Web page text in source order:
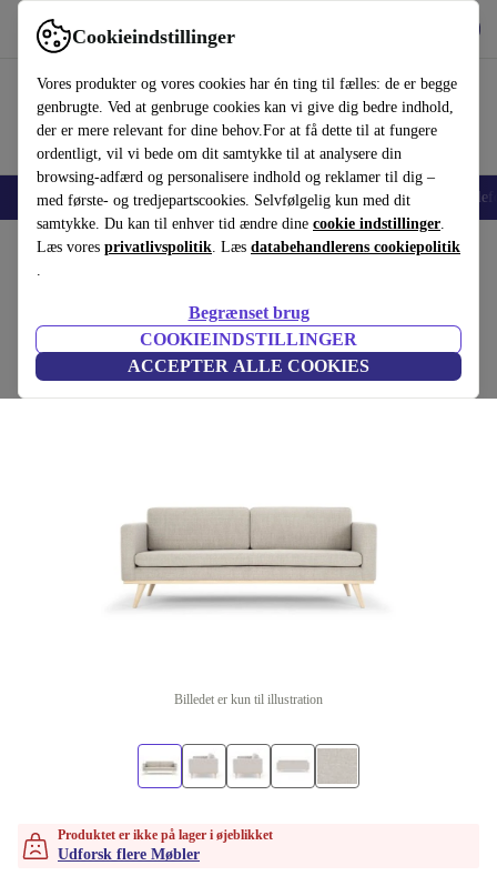
Cookieindstillinger
Vores produkter og vores cookies har én ting til fælles: de er begge
genbrugte. Ved at genbruge cookies kan vi give dig bedre indhold,
der er mere relevant for dine behov.For at få dette til at fungere
ordentligt, vil vi bede om dit samtykke til at analysere din
browsing-adfærd og personalisere indhold og reklamer til dig –
med første- og tredjepartscookies. Selvfølgelig kun med dit
samtykke. Du kan til enhver tid ændre dine cookie indstillinger.
Læs vores privatlivspolitik. Læs databehandlerens cookiepolitik
.
Begrænset brug
COOKIEINDSTILLINGER
ACCEPTER ALLE COOKIES
Brug refurbed hurtigt og nemt
Smartphones Bærbare Tablets Smartwatches Tilbehør
Startside Produkter Husholdning Møbler
Johan sofa 3-personers Agnes Brown
brun
(Indsamler anmeldelser)
Billedet er kun til illustration
Produktet er ikke på lager i øjeblikket
Udforsk flere Møbler